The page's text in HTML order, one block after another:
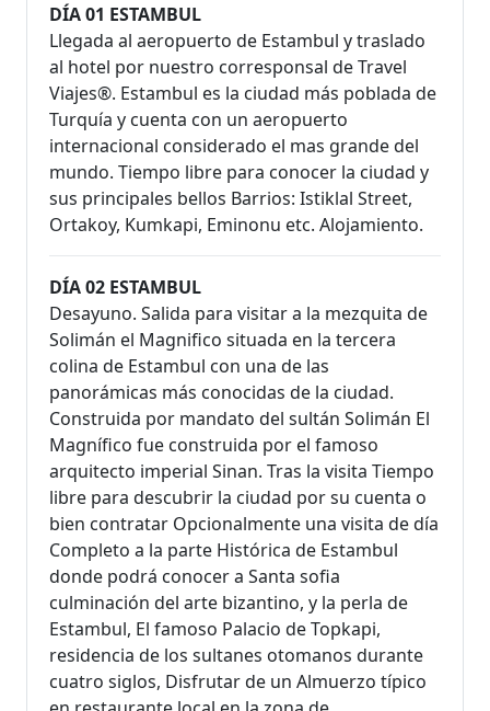
DÍA 01 ESTAMBUL
Llegada al aeropuerto de Estambul y traslado
al hotel por nuestro corresponsal de Travel
Viajes®. Estambul es la ciudad más poblada de
Turquía y cuenta con un aeropuerto
internacional considerado el mas grande del
mundo. Tiempo libre para conocer la ciudad y
sus principales bellos Barrios: Istiklal Street,
Ortakoy, Kumkapi, Eminonu etc. Alojamiento.
DÍA 02 ESTAMBUL
Desayuno. Salida para visitar a la mezquita de
Solimán el Magnifico situada en la tercera
colina de Estambul con una de las
panorámicas más conocidas de la ciudad.
Construida por mandato del sultán Solimán El
Magnífico fue construida por el famoso
arquitecto imperial Sinan. Tras la visita Tiempo
libre para descubrir la ciudad por su cuenta o
bien contratar Opcionalmente una visita de día
Completo a la parte Histórica de Estambul
donde podrá conocer a Santa sofia
culminación del arte bizantino, y la perla de
Estambul, El famoso Palacio de Topkapi,
residencia de los sultanes otomanos durante
cuatro siglos, Disfrutar de un Almuerzo típico